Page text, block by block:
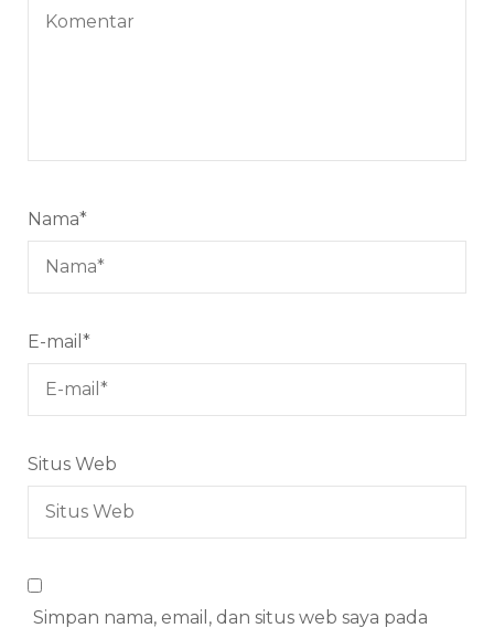
Nama*
E-mail *
Situs Web
Simpan nama, email, dan situs web saya pada